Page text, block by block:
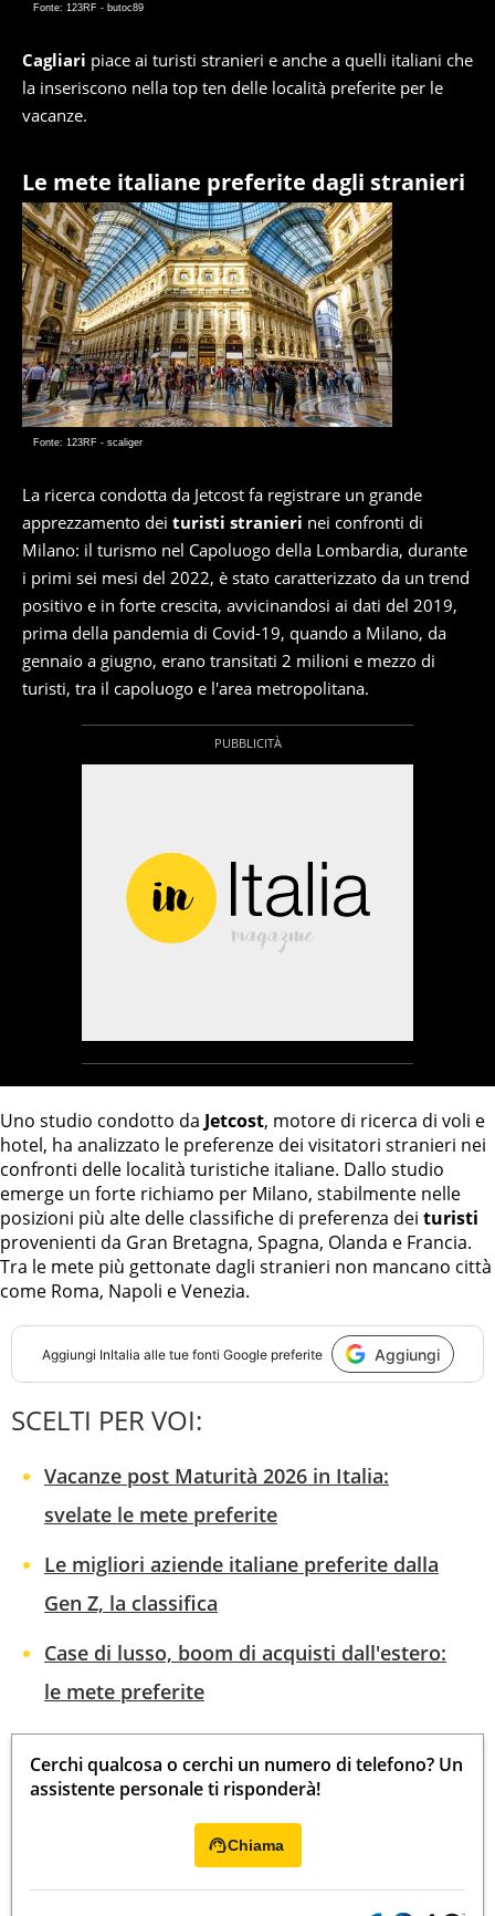
Fonte: 123RF - butoc89
Cagliari piace ai turisti stranieri e anche a quelli italiani che
la inseriscono nella top ten delle località preferite per le
vacanze.
Le mete italiane preferite dagli stranieri
Fonte: 123RF - scaliger
La ricerca condotta da Jetcost fa registrare un grande
apprezzamento dei turisti stranieri nei confronti di
Milano: il turismo nel Capoluogo della Lombardia, durante
i primi sei mesi del 2022, è stato caratterizzato da un trend
positivo e in forte crescita, avvicinandosi ai dati del 2019,
prima della pandemia di Covid-19, quando a Milano, da
gennaio a giugno, erano transitati 2 milioni e mezzo di
turisti, tra il capoluogo e l'area metropolitana.
Uno studio condotto da Jetcost, motore di ricerca di voli e
hotel, ha analizzato le preferenze dei visitatori stranieri nei
confronti delle località turistiche italiane. Dallo studio
emerge un forte richiamo per Milano, stabilmente nelle
posizioni più alte delle classifiche di preferenza dei turisti
provenienti da Gran Bretagna, Spagna, Olanda e Francia.
Tra le mete più gettonate dagli stranieri non mancano città
come Roma, Napoli e Venezia.
Aggiungi InItalia alle tue fonti Google preferite Aggiungi
SCELTI PER VOI:
Vacanze post Maturità 2026 in Italia:
svelate le mete preferite
Le migliori aziende italiane preferite dalla
Gen Z, la classifica
Case di lusso, boom di acquisti dall'estero:
le mete preferite
Cerchi qualcosa o cerchi un numero di telefono? Un
assistente personale ti risponderà!
Chiama